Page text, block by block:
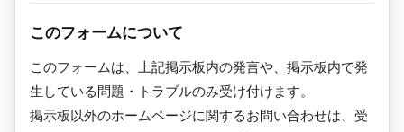
このフォームについて
このフォームは、上記掲示板内の発言や、掲示板内で発
生している問題・トラブルのみ受け付けます。
掲示板以外のホームページに関するお問い合わせは、受